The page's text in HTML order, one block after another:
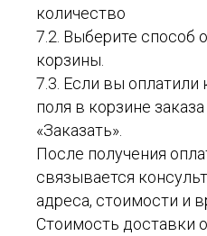
количество
7.2. Выберите способ
корзины.
7.3. Если вы оплатили
поля в корзине
«Заказать».
После получения
связывается
адреса, стоимости и
Стоимость доставки